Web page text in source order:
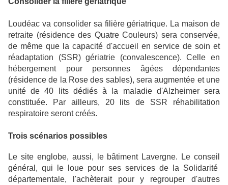
Loudéac va consolider sa filière gériatrique. La maison de
retraite (résidence des Quatre Couleurs) sera conservée,
de même que la capacité d'accueil en service de soin et
réadaptation (SSR) gériatrie (convalescence). Celle en
hébergement pour personnes âgées dépendantes
(résidence de la Rose des sables), sera augmentée et une
unité de 40 lits dédiés à la maladie d'Alzheimer sera
constituée. Par ailleurs, 20 lits de SSR réhabilitation
respiratoire seront créés.
Trois scénarios possibles
Le site englobe, aussi, le bâtiment Lavergne. Le conseil
général, qui le loue pour ses services de la Solidarité
départementale, l'achèterait pour y regrouper d'autres